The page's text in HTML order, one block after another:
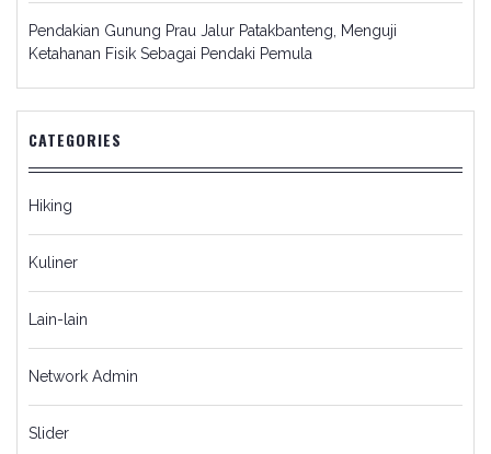
Pendakian Gunung Prau Jalur Patakbanteng, Menguji
Ketahanan Fisik Sebagai Pendaki Pemula
CATEGORIES
Hiking
Kuliner
Lain-lain
Network Admin
Slider